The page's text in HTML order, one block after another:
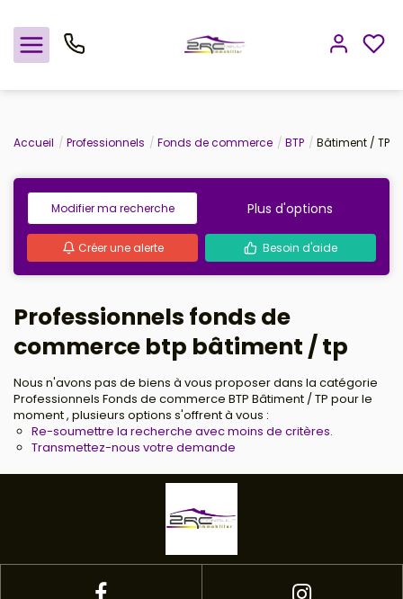
Nos offres
Notre agence
Rejoindre le groupement
Avis clients
Estimation
Avis clients
Accueil Professionnels Fonds de commerce BTP Bâtiment / TP
Modifier ma recherche Plus d'options
Créer une alerte Besoin d'aide
Professionnels fonds de
commerce btp bâtiment / tp
Nous n'avons pas de biens à vous proposer dans la catégorie
Professionnels Fonds de commerce BTP Bâtiment / TP pour le
moment , plusieurs options s'offrent à vous :
Re-soumettre la recherche avec moins de critères.
Transmettez-nous votre demande